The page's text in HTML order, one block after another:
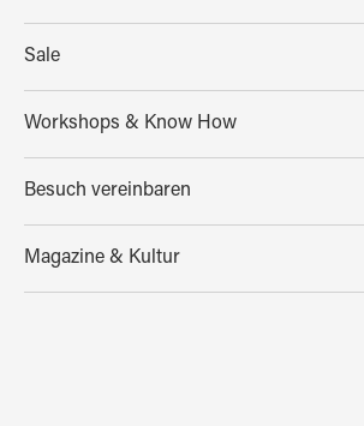
Sale
Workshops & Know How
Besuch vereinbaren
Magazine & Kultur